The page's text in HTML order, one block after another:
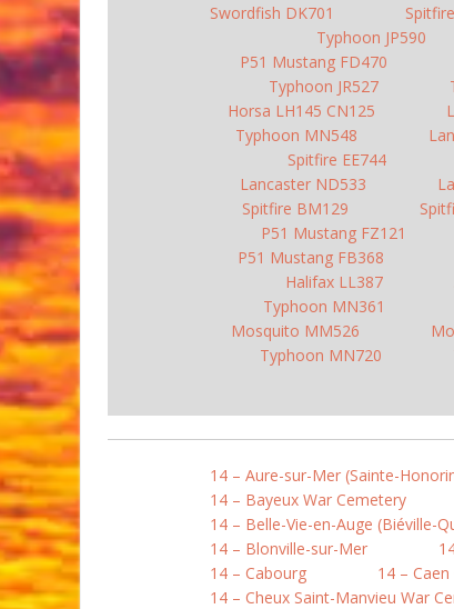
Swordfish DK701
Typhoon JP590
P51 Mustang FD470
Typhoon JR527
Horsa LH145 CN125
Typhoon MN548
Spitfire EE744
Lancaster ND533
Spitfire BM129
P51 Mustang FZ121
P51 Mustang FB368
Halifax LL387
Typhoon MN361
Mosquito MM526
Typhoon MN720
14 – Aure-sur-Mer (Sainte-
14 – Bayeux War Cemetery
14 – Belle-Vie-en-Auge (Biéville-
14 – Blonville-sur-Mer
14 – Cabourg
14 –
14 – Cheux Saint-Manvieu War